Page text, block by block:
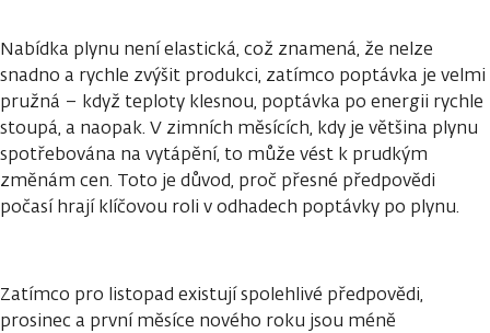
Nabídka plynu není elastická, což znamená, že nelze
snadno a rychle zvýšit produkci, zatímco poptávka je velmi
pružná – když teploty klesnou, poptávka po energii rychle
stoupá, a naopak. V zimních měsících, kdy je většina plynu
spotřebována na vytápění, to může vést k prudkým
změnám cen. Toto je důvod, proč přesné předpovědi
počasí hrají klíčovou roli v odhadech poptávky po plynu.
Zatímco pro listopad existují spolehlivé předpovědi,
prosinec a první měsíce nového roku jsou méně